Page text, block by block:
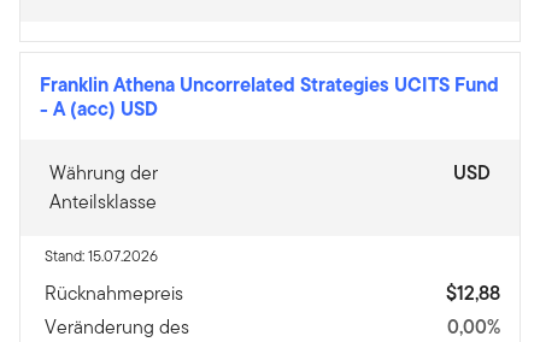
Franklin Athena Uncorrelated Strategies UCITS Fund
- A (acc) USD
Währung der
Anteilsklasse
USD
Stand: 15.07.2026
Rücknahmepreis
$12,88
Veränderung des
0,00%